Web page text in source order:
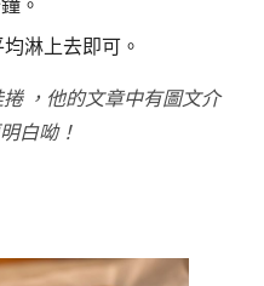
淋上去即可。
，他的文章中有圖文介
白呦！